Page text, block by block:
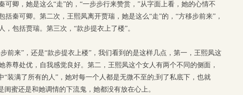
可卿，她是这么“走”的，“一步步行来赞赏，”从字面上看，她的心情不
秦可卿。第二次，王熙凤离开贾瑞，她是这么“走”的，“方移步前来”，
包括贾瑞。第三次，“款步提衣上了楼”。
前来”，还是“款步提衣上楼”，我们看到的是这样几点，第一，王熙凤这
养尊处优，自我感觉良好。第二，王熙凤这个女人有两个不同的侧面，
“装满了所有的人”，她对每一个人都是无微不至的;到了私底下，也就
蜜还是和她调情的下流鬼，她都没有放在心上。